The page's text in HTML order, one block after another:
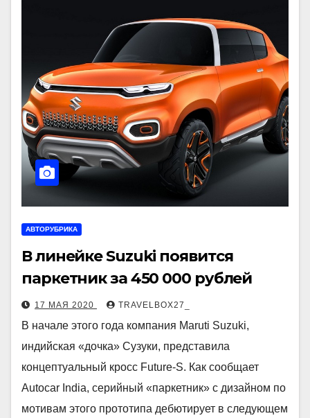
АВТОРУБРИКА
В линейке Suzuki появится
паркетник за 450 000 рублей
17 МАЯ 2020 TRAVELBOX27_
В начале этого года компания Maruti Suzuki,
индийская «дочка» Сузуки, представила
концептуальный кросс Future-S. Как сообщает
Autocar India, серийный «паркетник» с дизайном по
мотивам этого прототипа дебютирует в следующем